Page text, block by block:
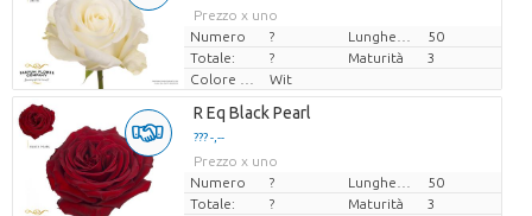
Prezzo x uno
Numero
?
50
Totale:
? Maturità
3
Wit
R Eq Black Pearl
??? -,--
Prezzo x uno
Numero
?
50
Totale:
? Maturità
3